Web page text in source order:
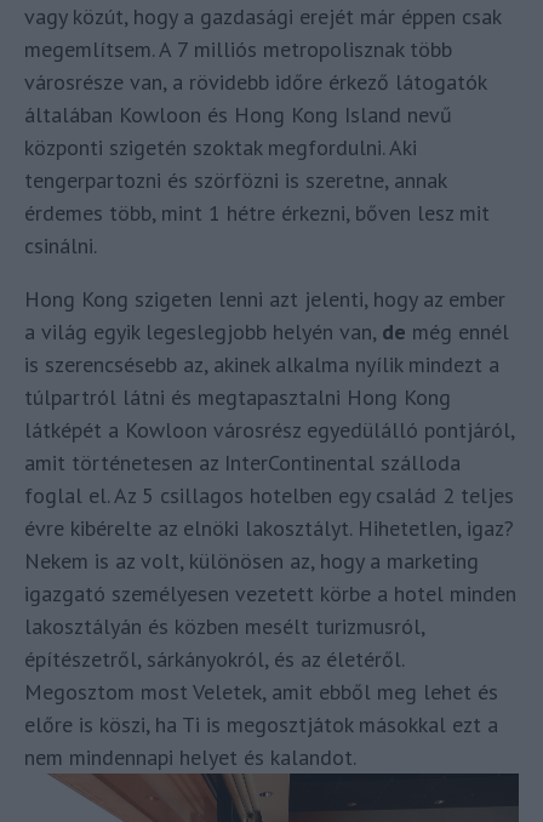
vagy közút, hogy a gazdasági erejét már éppen csak
megemlítsem. A 7 milliós metropolisznak több
városrésze van, a rövidebb időre érkező látogatók
általában Kowloon és Hong Kong Island nevű
központi szigetén szoktak megfordulni. Aki
tengerpartozni és szörfözni is szeretne, annak
érdemes több, mint 1 hétre érkezni, bőven lesz mit
csinálni.
Hong Kong szigeten lenni azt jelenti, hogy az ember
a világ egyik legeslegjobb helyén van, de még ennél
is szerencsésebb az, akinek alkalma nyílik mindezt a
túlpartról látni és megtapasztalni Hong Kong
látképét a Kowloon városrész egyedülálló pontjáról,
amit történetesen az InterContinental szálloda
foglal el. Az 5 csillagos hotelben egy család 2 teljes
évre kibérelte az elnöki lakosztályt. Hihetetlen, igaz?
Nekem is az volt, különösen az, hogy a marketing
igazgató személyesen vezetett körbe a hotel minden
lakosztályán és közben mesélt turizmusról,
építészetről, sárkányokról, és az életéről.
Megosztom most Veletek, amit ebből meg lehet és
előre is köszi, ha Ti is megosztjátok másokkal ezt a
nem mindennapi helyet és kalandot.